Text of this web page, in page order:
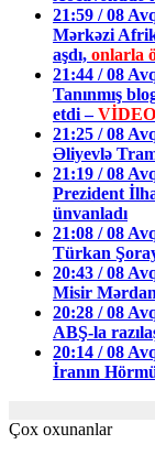
21:59 / 08
Mərkəzi
aşdı, onlarla
21:44 / 08
Tanınmış
etdi –VİDEO
21:25 / 08
Əliyevlə
21:19 / 08
Prezident
ünvanladı
21:08 / 08
Türkan
20:43 / 08
Misir
20:28 / 08
ABŞ-la
20:14 / 08
İranın
Çox oxunanlar